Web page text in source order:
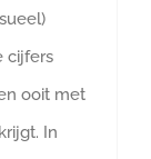
cijfers
ooit met
In